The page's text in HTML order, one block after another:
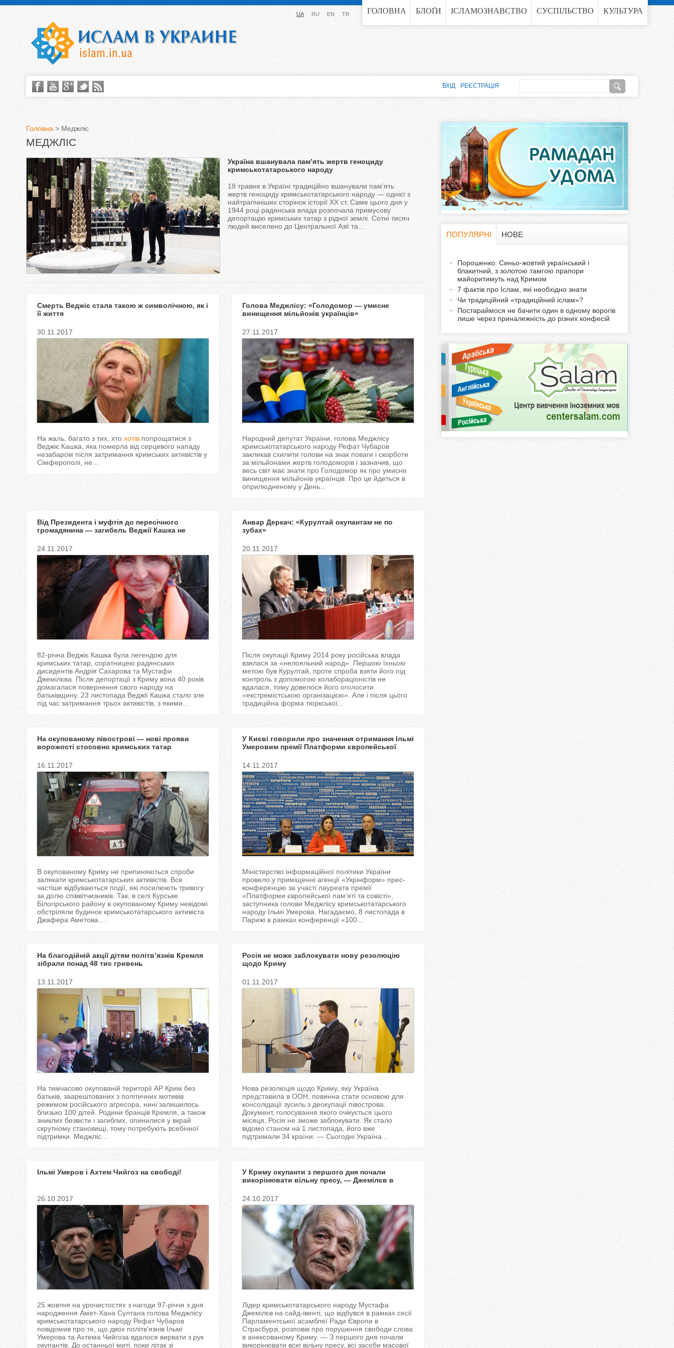
Jump to navigation ГОЛОВНА БЛОҐИ ІСЛАМОЗНАВСТВО СУСПІЛЬСТВО КУЛЬТУРА
UA RU EN TR
В
и
є
т
т
Головна > Меджліс
МЕДЖЛІС
Україна вшанувала пам’ять жертв геноциду
кримськотатарського народу
18 травня в Україні традиційно вшанували пам’ять
жертв геноциду кримськотатарського народу — однієї з
найтрагічніших сторінок історії ХХ ст. Саме цього дня у
1944 році радянська влада розпочала примусову
депортацію кримських татар з рідної землі. Сотні тисяч
людей виселено до Центральної Азії та...
Смерть Веджіє стала такою ж символічною, як і
її життя
30.11.2017
На жаль, багато з тих, хто хотів попрощатися з
Веджіє Кашка, яка померла від серцевого нападу
незабаром після затримання кримських активістів у
Сімферополі, не...
Голова Меджлісу: «Голодомор — умисне
винищення мільйонів українців»
27.11.2017
Народний депутат України, голова Меджлісу
кримськотатарського народу Рефат Чубаров
закликав схилити голови на знак поваги і скорботи
за мільйонами жертв голодоморів і зазначив, що
весь світ має знати про Голодомор як про умисне
винищення мільйонів українців. Про це йдеться в
оприлюдненому у День...
Від Президента і муфтія до пересічного
громадянина — загибель Веджії Кашка не
24.11.2017
82-річна Веджіє Кашка була легендою для
кримських татар, соратницею радянських
дисидентів Андрія Сахарова та Мустафи
Джемілєва. Після депортації з Криму вона 40 років
домагалася повернення свого народу на
батьківщину. 23 листопада Веджії Кашка стало зле
під час затримання трьох активістів, з якими...
Анвар Деркач: «Курултай окупантам не по
зубах»
20.11.2017
Після окупації Криму 2014 року російська влада
взялася за «нелояльний народ». Першою їхньою
метою був Курултай, проте спроба взяти його під
контроль з допомогою колабораціоністів не
вдалася, тому довелося його оголосити
«екстремістською організацією». Але і після цього
традиційна форма тюркської...
На окупованому півострові — нові прояви
ворожості стосовно кримських татар
16.11.2017
В окупованому Криму не припиняються спроби
залякати кримськотатарських активістів. Все
частіше відбуваються події, які посилюють тривогу
за долю співвітчизників. Так, в селі Курське
Білогірського району в окупованому Криму невідомі
обстріляли будинок кримськотатарського активіста
Джафера Аметова....
У Києві говорили про значення отримання Ільмі
Умеровим премії Платформи європейської
14.11.2017
Міністерство інформаційної політики України
провело у приміщенні агенції «Укрінформ» прес-
конференцію за участі лауреата премії
«Платформи європейської пам’яті та совісті»,
заступника голови Меджлісу кримськотатарського
народу Ільмі Умерова. Нагадаємо, 8 листопада в
Парижі в рамках конференції «100...
На благодійній акції дітям політв’язнів Кремля
зібрали понад 48 тис гривень
13.11.2017
На тимчасово окупованій території АР Крим без
батьків, заарештованих з політичних мотивів
режимом російського агресора, нині залишилось
близько 100 дітей. Родини бранців Кремля, а також
зниклих безвісти і загиблих, опинилися у вкрай
скрутному становищі, тому потребують всебічної
підтримки. Меджліс...
Росія не може заблокувати нову резолюцію
щодо Криму
01.11.2017
Нова резолюція щодо Криму, яку Україна
представила в ООН, повинна стати основою для
консолідації зусиль з деокупації півострова.
Документ, голосування якого очікується цього
місяця, Росія не зможе заблокувати. Як стало
відомо станом на 1 листопада, його вже
підтримали 34 країни. — Сьогодні Україна...
Ільмі Умеров і Ахтем Чийгоз на свободі!
26.10.2017
25 жовтня на урочистостях з нагоди 97-річчя з дня
народження Амет-Хана Султана голова Меджлісу
кримськотатарського народу Рефат Чубаров
повідомив про те, що двох політв’язнів Ільмі
Умерова та Ахтема Чийгоза вдалося вирвати з рук
окупантів. До останньої миті, поки літак зі
У Криму окупанти з першого дня почали
викорінювати вільну пресу, — Джемілєв в
24.10.2017
Лідер кримськотатарського народу Мустафа
Джемілєв на сайд-івенті, що відбувся в рамках сесії
Парламентської асамблеї Ради Європи в
Страсбурзі, розповів про порушення свободи слова
в анексованому Криму. — З першого дня почали
викорінювати всю вільну пресу, всі засоби масової
П
о
к
о
в
а
ф
о
р
м
о
ВХІД РЕЄСТРАЦІЯ
o
a
l
T
b
s
ПОПУЛЯРНІ
в
а
НОВЕ
Порошенко: Синьо-жовтий український і
блакитний, з золотою тамгою прапори
майоритимуть над Кримом
7 фактів про Іслам, які необхідно знати
Чи традиційний «традиційний іслам»?
Постараймося не бачити один в одному ворогів
лише через приналежність до різних конфесій